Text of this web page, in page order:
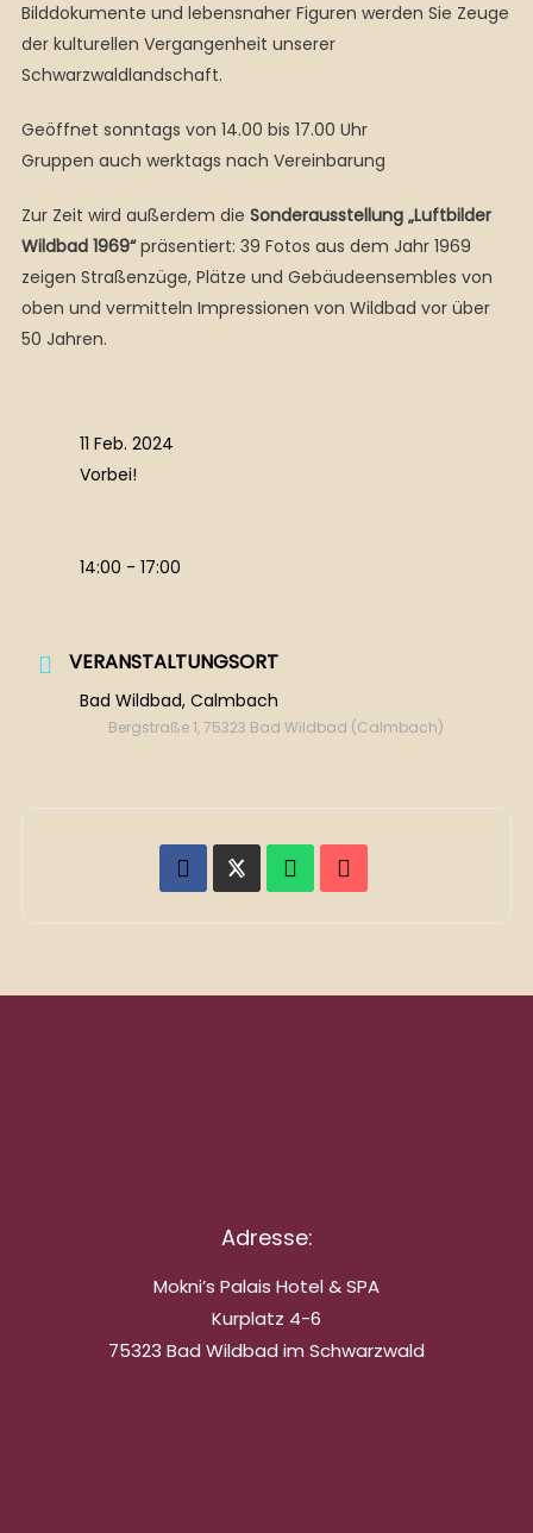
Bilddokumente und lebensnaher Figuren werden Sie Zeuge
der kulturellen Vergangenheit unserer
Schwarzwaldlandschaft.
Geöffnet sonntags von 14.00 bis 17.00 Uhr
Gruppen auch werktags nach Vereinbarung
Zur Zeit wird außerdem die Sonderausstellung „Luftbilder
Wildbad 1969“präsentiert: 39 Fotos aus dem Jahr 1969
zeigen Straßenzüge, Plätze und Gebäudeensembles von
oben und vermitteln Impressionen von Wildbad vor über
50 Jahren.
11 Feb. 2024
Vorbei!
14:00 - 17:00
VERANSTALTUNGSORT
Bad Wildbad, Calmbach
Bergstraße 1, 75323 Bad Wildbad (Calmbach)
Adresse:
Mokni’s Palais Hotel & SPA
Kurplatz 4-6
75323 Bad Wildbad im Schwarzwald